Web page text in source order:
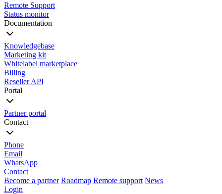
Remote Support
Status monitor
Documentation
Knowledgebase
Marketing kit
Whitelabel marketplace
Billing
Reseller API
Portal
Partner portal
Contact
Phone
Email
WhatsApp
Contact
Become a partner Roadmap Remote support News
Login